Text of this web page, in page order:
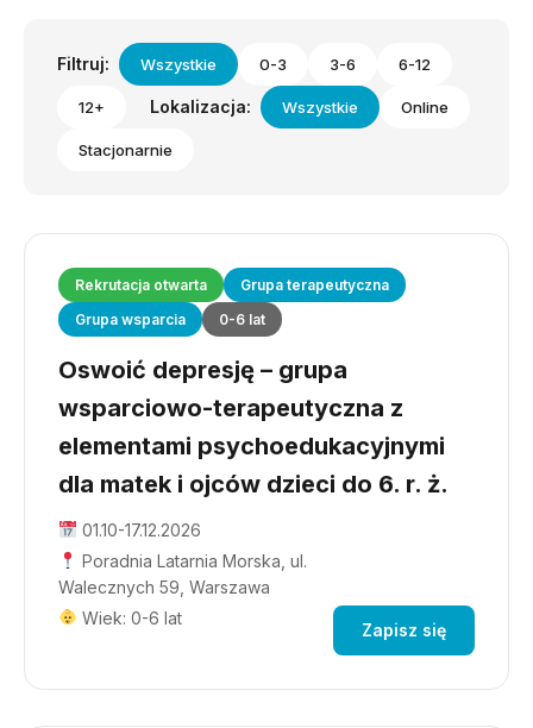
Filtruj: Wszystkie 0-3 3-6 6-12
12+ Lokalizacja: Wszystkie Online
Stacjonarnie
Rekrutacja otwarta
Grupa terapeutyczna
Grupa wsparcia
0-6 lat
Oswoić depresję – grupa
wsparciowo-terapeutyczna z
elementami psychoedukacyjnymi
dla matek i ojców dzieci do 6. r. ż.
01.10-17.12.2026
Poradnia Latarnia Morska, ul.
Walecznych 59, Warszawa
Wiek: 0-6 lat
Zapisz się